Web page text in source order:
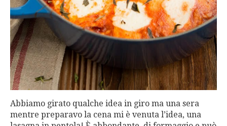
Abbiamo girato qualche idea in giro ma una sera
mentre preparavo la cena mi è venuta l’idea, una